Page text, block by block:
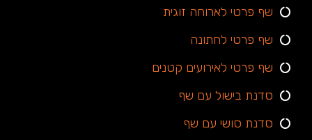
שף פרטי לארוחה זוגית
שף פרטי לחתונה
שף פרטי לאירועים קטנים
סדנת בישול עם שף
סדנת סושי עם שף